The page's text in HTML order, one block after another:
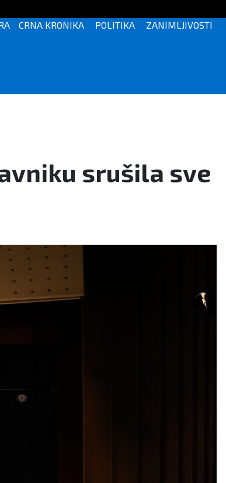
CRNA KRONIKA POLITIKA ZANIMLJIVOSTI
srušila sve